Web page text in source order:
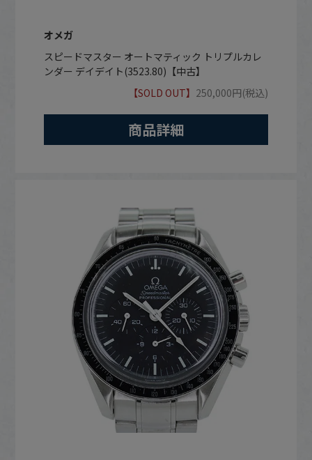
オメガ
スピードマスター オートマティック トリプルカレ
ンダー デイデイト(3523.80)【中古】
【SOLD OUT】 250,000円(税込)
商品詳細